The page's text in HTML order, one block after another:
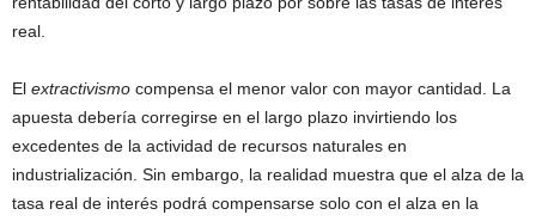
real.
El extractivismo compensa el menor valor con mayor cantidad. La
apuesta debería corregirse en el largo plazo invirtiendo los
excedentes de la actividad de recursos naturales en
industrialización. Sin embargo, la realidad muestra que el alza de la
tasa real de interés podrá compensarse solo con el alza en la